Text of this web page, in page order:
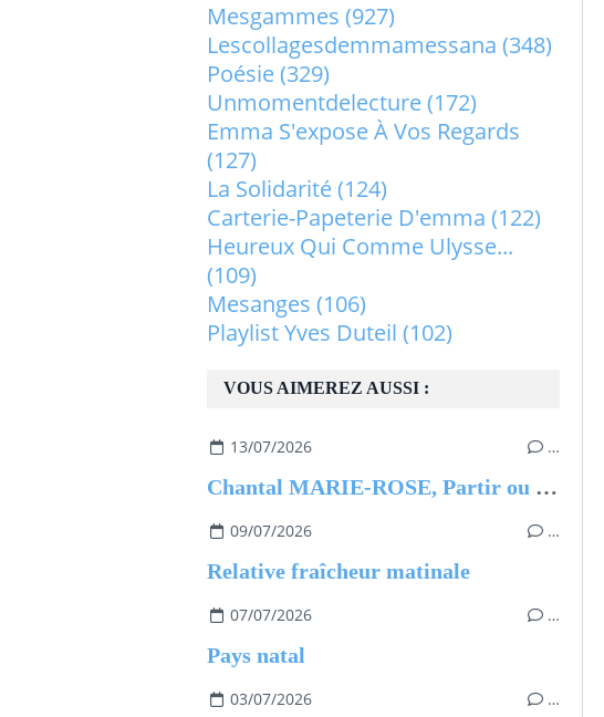
VOUS AIMEREZ AUSSI :
13/07/2026 …
Chantal MARIE-ROSE, Partir ou rester - Les clés pour évoluer professionnellement sans regret
09/07/2026 …
Relative fraîcheur matinale
07/07/2026 …
Pays natal
03/07/2026 …
Mesgammes (927)
Lescollagesdemmamessana (348)
Poésie(329)
Unmomentdelecture(172)
Emma S'expose À Vos Regards
(127)
La Solidarité(124)
Carterie-Papeterie D'emma (122)
Heureux Qui Comme Ulysse...
(109)
Mesanges (106)
Playlist Yves Duteil (102)